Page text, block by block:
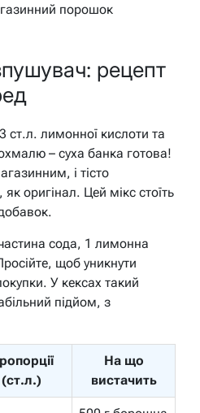
порошок
рецепт
ст.л. лимонної кислоти та
– суха банка готова!
і тісто
оригінал. Цей мікс стоїть
сода, 1 лимонна
щоб уникнути
У кексах такий
підйом, з
(ст.л.)
На що
вистачить